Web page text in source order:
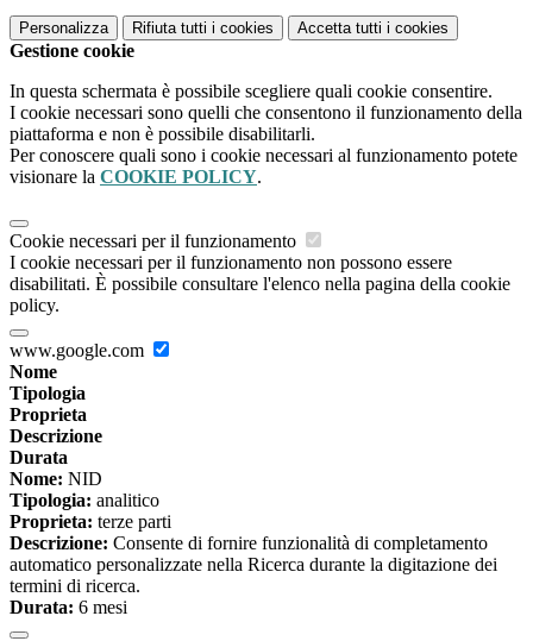
Personalizza Rifiuta tutti i cookies Accetta tutti i cookies
Gestione cookie
In questa schermata è possibile scegliere quali cookie consentire.
I cookie necessari sono quelli che consentono il funzionamento della
piattaforma e non è possibile disabilitarli.
Per conoscere quali sono i cookie necessari al funzionamento potete
visionare la COOKIE POLICY.
Cookie necessari per il funzionamento
I cookie necessari per il funzionamento non possono essere
disabilitati. È possibile consultare l'elenco nella pagina della cookie
policy.
www.google.com
Nome
Tipologia
Proprieta
Descrizione
Durata
Nome: NID
Tipologia: analitico
Proprieta: terze parti
Descrizione: Consente di fornire funzionalità di completamento
automatico personalizzate nella Ricerca durante la digitazione dei
termini di ricerca.
Durata: 6 mesi